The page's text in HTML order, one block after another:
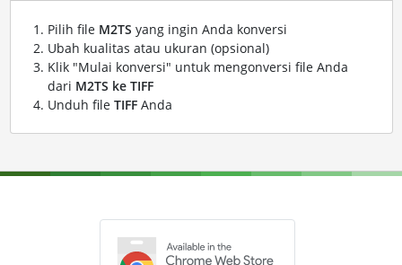
Pilih file M2TS yang ingin Anda konversi
Ubah kualitas atau ukuran (opsional)
Klik "Mulai konversi" untuk mengonversi file Anda
dari M2TS ke TIFF
Unduh file TIFFAnda